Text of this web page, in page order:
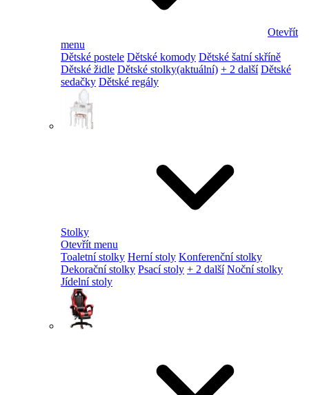
Otevřít
menu
Dětské postele Dětské komody Dětské šatní skříně
Dětské židle Dětské stolky(aktuální) + 2 další Dětské
sedačky Dětské regály
Stolky
Otevřít menu
Toaletní stolky Herní stoly Konferenční stolky
Dekorační stolky Psací stoly + 2 další Noční stolky
Jídelní stoly